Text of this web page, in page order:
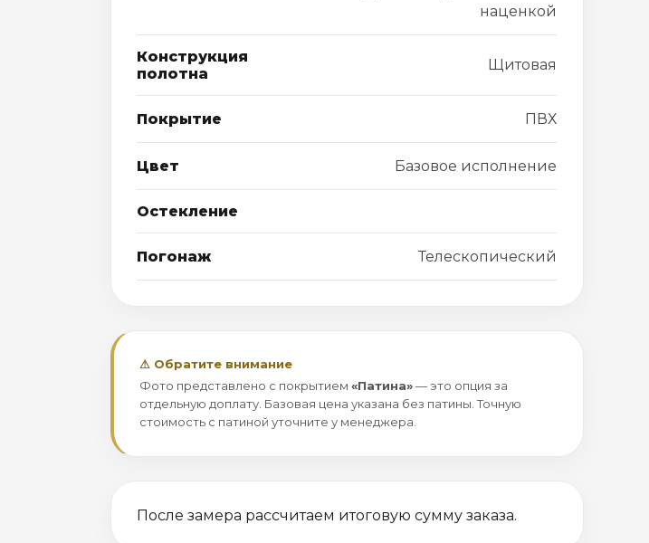
наценкой
Конструкция
полотна
Щитовая
Покрытие ПВХ
Цвет Базовое исполнение
Остекление
Погонаж Телескопический
⚠ Обратите внимание
Фото представлено с покрытием«Патина»— это опция за
отдельную доплату. Базовая цена указана без патины. Точную
стоимость с патиной уточните у менеджера.
После замера рассчитаем итоговую сумму заказа.